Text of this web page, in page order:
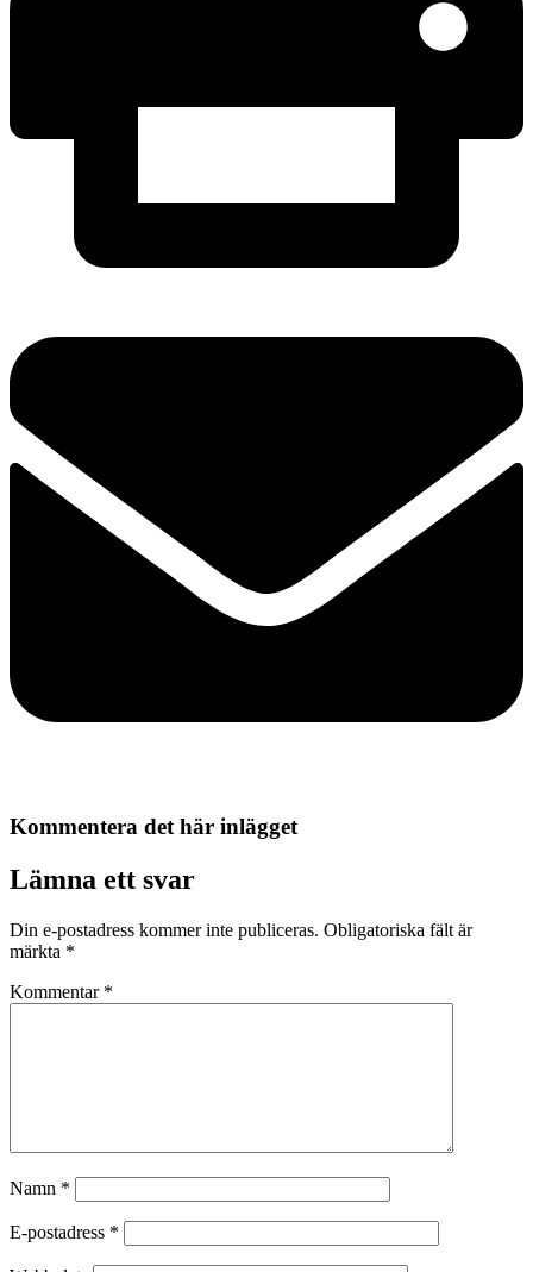
Kommentera det här inlägget
Lämna ett svar
Din e-postadress kommer inte publiceras. Obligatoriska fält är
märkta *
Kommentar *
Namn *
E-postadress *